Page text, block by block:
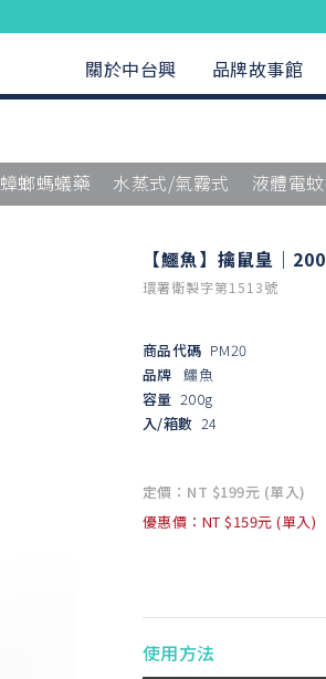
關於中台興 品牌故事館
蟑螂螞蟻藥 水蒸式/氣霧式 液體電
【鱷魚】擒鼠皇｜
環署衛製字第1513號
商品代碼 PM20
品牌 鱷魚
容量 200g
入/箱數 24
定價：NT $199元 (單入)
優惠價：NT $159元 (單入)
使用方法